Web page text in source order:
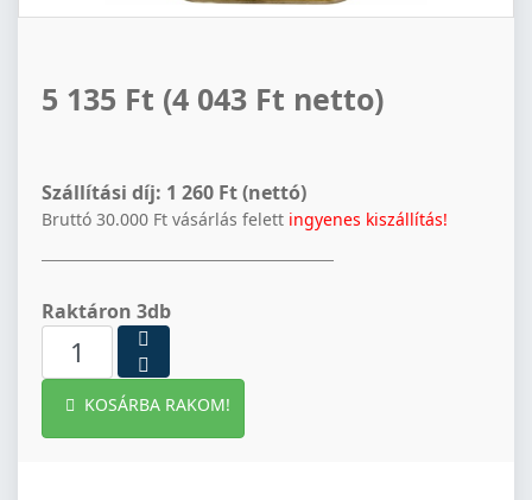
5 135 Ft (4 043 Ft netto)
Szállítási díj: 1 260 Ft (nettó)
Bruttó 30.000 Ft vásárlás felett ingyenes kiszállítás!
Raktáron 3db
KOSÁRBA RAKOM!